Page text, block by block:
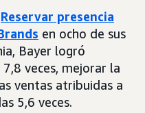
Reservar presencia
en ocho de sus
Bayer logró
veces, mejorar la
ventas atribuidas a
5,6 veces.